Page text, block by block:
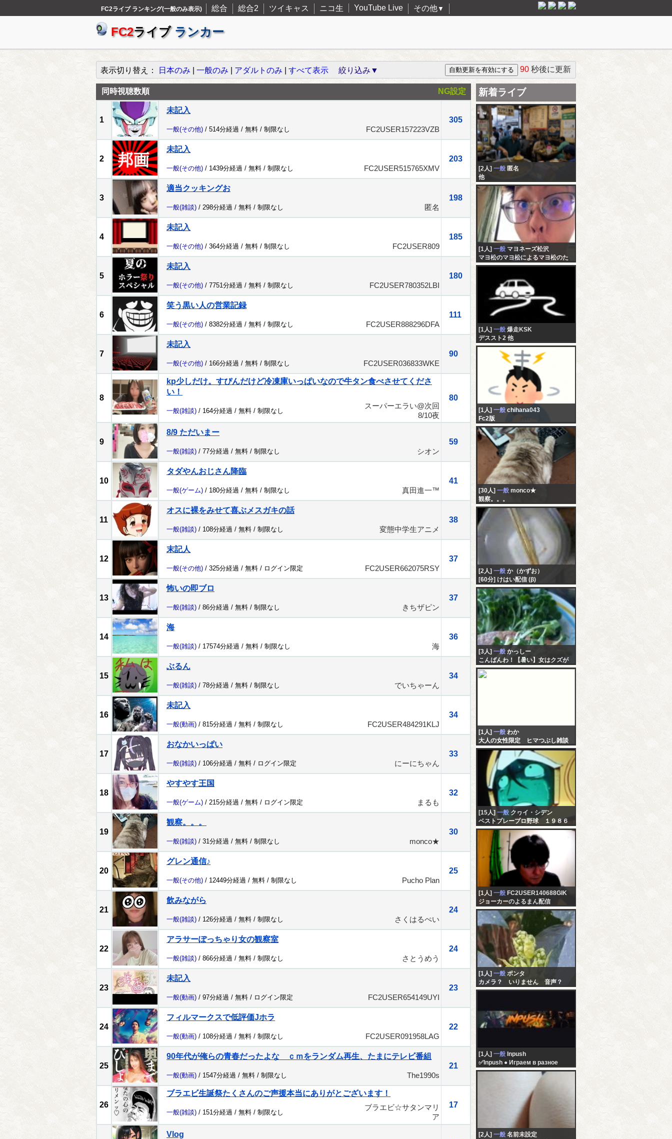
FC2ライブ ランキング(一般のみ表示) 総合 総合2 ツイキャス ニコ生 YouTube Live その他▼
FC2ライブ ランカー
表示切り替え： 日本のみ 一般のみ アダルトのみ すべて表示 絞り込み▼ 90 秒後に更新
同時視聴数順 NG設定
1
未記入
305
一般(その他) / 514分経過 / 無料 / 制限なし FC2USER157223VZB
2
未記入
203
一般(その他) / 1439分経過 / 無料 / 制限なし FC2USER515765XMV
3
適当クッキングお
198
一般(雑談) / 298分経過 / 無料 / 制限なし 匿名
4
未記入
185
一般(その他) / 364分経過 / 無料 / 制限なし FC2USER809
5
未記入
180
一般(その他) / 7751分経過 / 無料 / 制限なし FC2USER780352LBI
6
笑う黒い人の営業記録
111
一般(その他) / 8382分経過 / 無料 / 制限なし FC2USER888296DFA
7
未記入
90
一般(その他) / 166分経過 / 無料 / 制限なし FC2USER036833WKE
8
kp少しだけ。すぴんだけど冷凍庫いっぱいなので牛タン食べさせてくださ
い！
80
一般(雑談) / 164分経過 / 無料 / 制限なし
スーパーエラい@次回
8/10夜
9
8/9 ただいまー
59
一般(雑談) / 77分経過 / 無料 / 制限なし シオン
10
タダやんおじさん降臨
41
一般(ゲーム) / 180分経過 / 無料 / 制限なし 真田進一™️
11
オスに裸をみせて喜ぶメスガキの話
38
一般(雑談) / 108分経過 / 無料 / 制限なし 変態中学生アニメ
12
末記人
37
一般(その他) / 325分経過 / 無料 / ログイン限定 FC2USER662075RSY
13
怖いの即ブロ
37
一般(雑談) / 86分経過 / 無料 / 制限なし きちザピン
14
海
36
一般(雑談) / 17574分経過 / 無料 / 制限なし 海
15
ぶるん
34
一般(雑談) / 78分経過 / 無料 / 制限なし でいちゃーん
16
未記入
34
一般(動画) / 815分経過 / 無料 / 制限なし FC2USER484291KLJ
17
おなかいっぱい
33
一般(雑談) / 106分経過 / 無料 / ログイン限定 にーにちゃん
18
やすやす王国
32
一般(ゲーム) / 215分経過 / 無料 / ログイン限定 まるも
19
観察。。。
30
一般(雑談) / 31分経過 / 無料 / 制限なし monco★
20
グレン通信♪
25
一般(その他) / 12449分経過 / 無料 / 制限なし Pucho Plan
21
飲みながら
24
一般(雑談) / 126分経過 / 無料 / 制限なし さくはるぺい
22
アラサーぽっちゃり女の観察室
24
一般(雑談) / 866分経過 / 無料 / 制限なし さとうめう
23
未記入
23
一般(動画) / 97分経過 / 無料 / ログイン限定 FC2USER654149UYI
24
フィルマークスで低評価Jホラ
22
一般(動画) / 108分経過 / 無料 / 制限なし FC2USER091958LAG
25
90年代が俺らの青春だったよな ｃｍをランダム再生、たまにテレビ番組
21
一般(動画) / 1547分経過 / 無料 / 制限なし The1990s
26
ブラエビ生誕祭たくさんのご声援本当にありがとございます！
17
一般(雑談) / 151分経過 / 無料 / 制限なし
ブラエビ☆サタンマリ
ア
Vlog
新着ライブ
[2人] 一般 匿名
他
[1人] 一般 マヨネーズ松沢
マヨ松のマヨ松によるマヨ松のた
めの配信
[1人] 一般 爆走KSK
デススト2 他
[1人] 一般 chihana043
Fc2版
[30人] 一般 monco★
観察。。。
[2人] 一般 か（かずお）
[60分] けはい配信 (β)
[3人] 一般 かっしー
こんばんわ！【暑い】女はクズが
好きだよなぁ！、洗濯機買えたい
けど【緊張型頭痛】
[1人] 一般 わか
大人の女性限定 ヒマつぶし雑談
とか・・・
[15人] 一般 クヮイ・シデン
ベストプレープロ野球 １９８６
年
[1人] 一般 FC2USER140688GIK
ジョーカーのよるまん配信
[1人] 一般 ポンタ
カメラ？ いりません 音声？
いりません チャットで妄想にふ
[1人] 一般 Inpush
✅Inpush ● Играем в разное
[2人] 一般 名前未設定